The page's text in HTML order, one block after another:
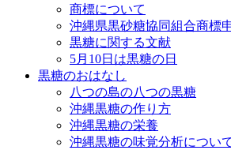
商標について
沖縄県黒砂糖協同組合商標
黒糖に関する文献
5月10日は黒糖の日
黒糖のおはなし
八つの島の八つの黒糖
沖縄黒糖の作り方
沖縄黒糖の栄養
沖縄黒糖の味覚分析につい